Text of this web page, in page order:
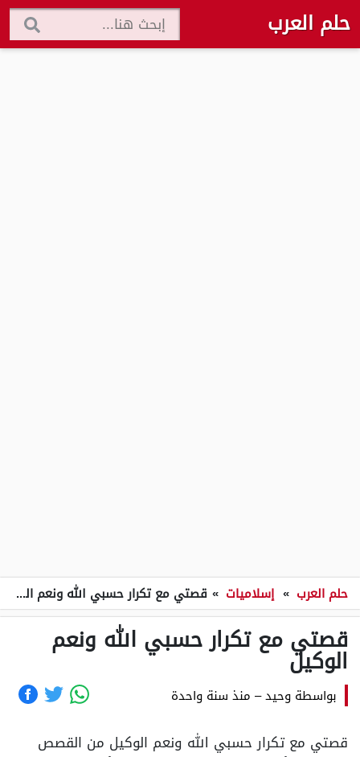
حلم العرب
حلم العرب » إسلاميات » قصتي مع تكرار حسبي الله ونعم الوكيل
قصتي مع تكرار حسبي الله ونعم
الوكيل
بواسطة وحيد– منذ سنة واحدة
قصتي مع تكرار حسبي الله ونعم الوكيل من القصص